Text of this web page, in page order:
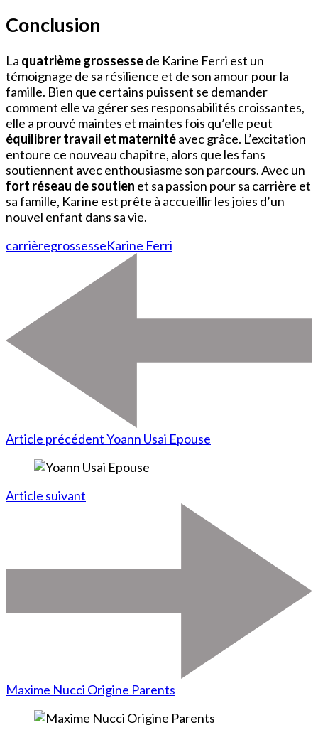
Conclusion
La quatrième grossessede Karine Ferri est un
témoignage de sa résilience et de son amour pour la
famille. Bien que certains puissent se demander
comment elle va gérer ses responsabilités croissantes,
elle a prouvé maintes et maintes fois qu’elle peut
équilibrer travail et maternitéavec grâce. L’excitation
entoure ce nouveau chapitre, alors que les fans
soutiennent avec enthousiasme son parcours. Avec un
fort réseau de soutien et sa passion pour sa carrière et
sa famille, Karine est prête à accueillir les joies d’un
nouvel enfant dans sa vie.
carrièregrossesseKarine Ferri
Article précédentYoann Usai Epouse
Article suivant
Maxime Nucci Origine Parents